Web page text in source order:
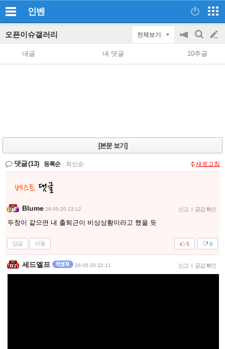
인벤
오픈이슈갤러리 전체보기
공
지
on/off
검
색
글
쓰
내글 내 댓글 10추글
[본문 보기]
댓글(13) 등록순 최신순 새로고침
Blume 26-05-20 22:12 신고 | 공감 확인
두창이 같으면 내 출퇴근이 비상상황이라고 했을 듯
답글 이동 0
5
세드엘프 26-05-20 22:11 신고 | 공감 확인